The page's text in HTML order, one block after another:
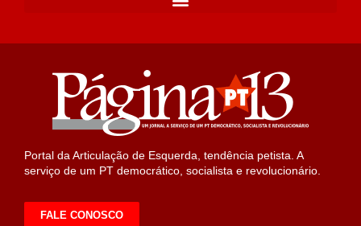
Portal da Articulação de Esquerda, tendência petista. A
serviço de um PT democrático, socialista e revolucionário.
FALE CONOSCO